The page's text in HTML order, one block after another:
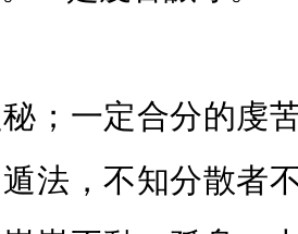
；一定合分的虔
法，不知分散者